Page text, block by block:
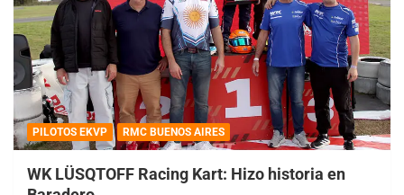
PILOTOS EKVP RMC BUENOS AIRES
WK LÜSQTOFF Racing Kart: Hizo historia en